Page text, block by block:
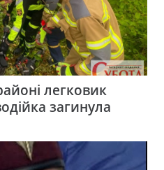
легковик
загинула